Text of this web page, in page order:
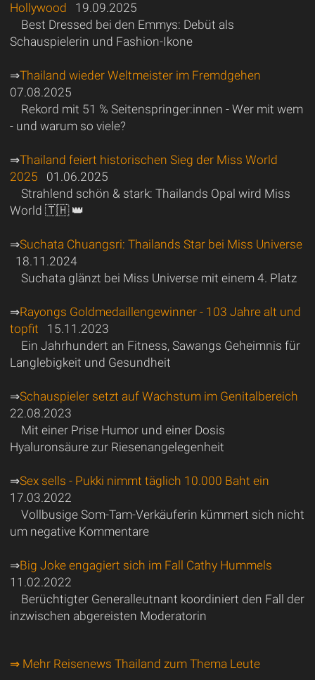
Hollywood 19.09.2025
Best Dressed bei den Emmys: Debüt als
Schauspielerin und Fashion-Ikone
⇒Thailand wieder Weltmeister im Fremdgehen
07.08.2025
Rekord mit 51 % Seitenspringer:innen - Wer mit wem
- und warum so viele?
⇒Thailand feiert historischen Sieg der Miss World
2025 01.06.2025
Strahlend schön & stark: Thailands Opal wird Miss
World 🇹🇭 👑
⇒Suchata Chuangsri: Thailands Star bei Miss Universe
18.11.2024
Suchata glänzt bei Miss Universe mit einem 4. Platz
⇒Rayongs Goldmedaillengewinner - 103 Jahre alt und
topfit 15.11.2023
Ein Jahrhundert an Fitness, Sawangs Geheimnis für
Langlebigkeit und Gesundheit
⇒Schauspieler setzt auf Wachstum im Genitalbereich
22.08.2023
Mit einer Prise Humor und einer Dosis
Hyaluronsäure zur Riesenangelegenheit
⇒Sex sells - Pukki nimmt täglich 10.000 Baht ein
17.03.2022
Vollbusige Som-Tam-Verkäuferin kümmert sich nicht
um negative Kommentare
⇒Big Joke engagiert sich im Fall Cathy Hummels
11.02.2022
Berüchtigter Generalleutnant koordiniert den Fall der
inzwischen abgereisten Moderatorin
⇒ Mehr Reisenews Thailand zum Thema Leute